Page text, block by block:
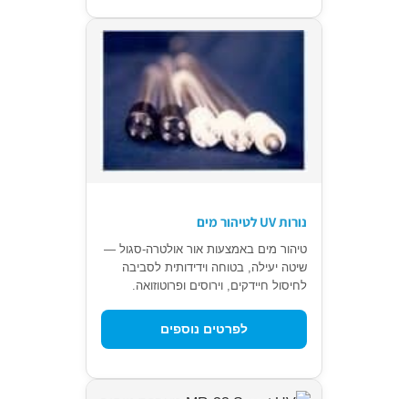
נורות UV לטיהור מים
טיהור מים באמצעות אור אולטרה-סגול —
שיטה יעילה, בטוחה וידידותית לסביבה
לחיסול חיידקים, וירוסים ופרוטוזואה.
לפרטים נוספים